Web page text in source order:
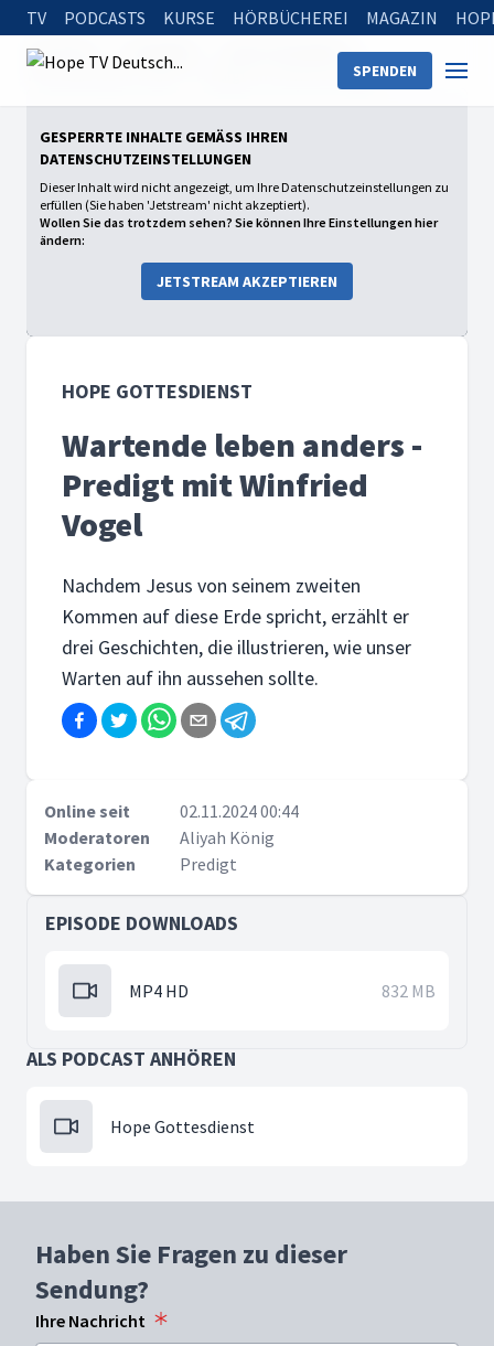
TV PODCASTS KURSE HÖRBÜCHEREI MAGAZIN
SPENDEN
Startseite
Hope Gottesdienst
Wartende leben anders - Predigt mit Winfried Vogel
GESPERRTE INHALTE GEMÄSS IHREN D
ATENSCHUTZEINSTELLUNGEN
Dieser Inhalt wird nicht angezeigt, um Ihre Datenschutzeinstellungen zu
erfüllen (Sie haben 'Jetstream' nicht akzeptiert).
Wollen Sie das trotzdem sehen? Sie können Ihre Einstellungen hier
ändern:
JETSTREAM AKZEPTIEREN
HOPE GOTTESDIENST
Wartende leben anders -
Predigt mit Winfried
Vogel
Nachdem Jesus von seinem zweiten
Kommen auf diese Erde spricht, erzählt er
drei Geschichten, die illustrieren, wie unser
Warten auf ihn aussehen sollte.
Online seit
02.11.2024 00:44
Moderatoren
Aliyah König
Kategorien
Predigt
EPISODE DOWNLOADS
MP4 HD 832 MB
ALS PODCAST ANHÖREN
Hope Gottesdienst
Haben Sie Fragen zu dieser
Sendung?
Ihre Nachricht